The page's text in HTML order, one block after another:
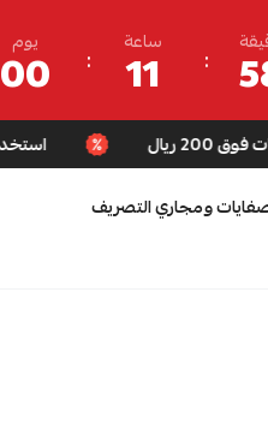
11
ساعة 00
يوم
استخدم كود SWB لخصم إضافي + شحن مجاني للطلبات فوق 200 ريال
ومجاري التصريف